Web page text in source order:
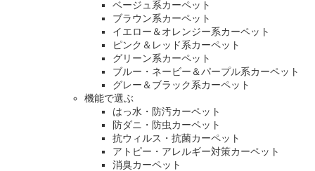
ベージュ系カーペット
ブラウン系カーペット
イエロー＆オレンジー系カーペット
ピンク＆レッド系カーペット
グリーン系カーペット
ブルー・ネービー＆パープル系カーペット
グレー＆ブラック系カーペット
機能で選ぶ
はっ水・防汚カーペット
防ダニ・防虫カーペット
抗ウィルス・抗菌カーペット
アトピー・アレルギー対策カーペット
消臭カーペット